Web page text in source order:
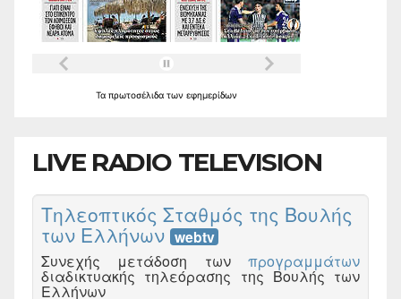
Τα πρωτοσέλιδα των εφημερίδων
LIVE RADIO TELEVISION